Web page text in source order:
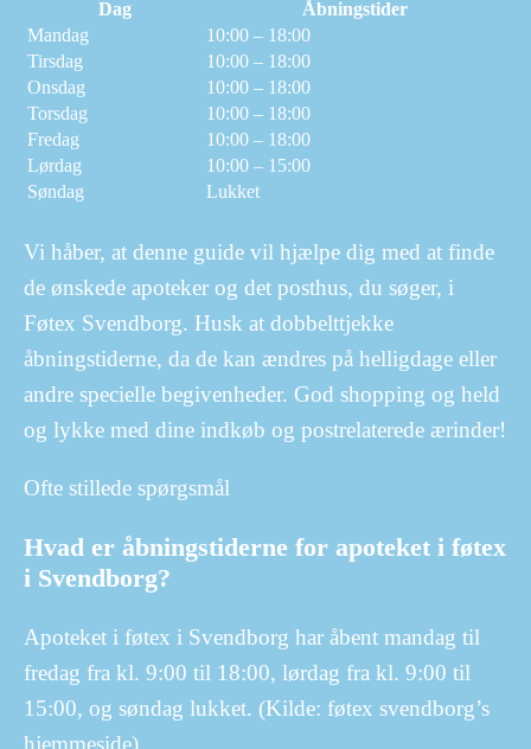
Dag
Åbningstider
Mandag
10:00 – 18:00
Tirsdag
10:00 – 18:00
Onsdag
10:00 – 18:00
Torsdag
10:00 – 18:00
Fredag
10:00 – 18:00
Lørdag
10:00 – 15:00
Søndag
Lukket
Vi håber, at denne guide vil hjælpe dig med at finde
de ønskede apoteker og det posthus, du søger, i
Føtex Svendborg. Husk at dobbelttjekke
åbningstiderne, da de kan ændres på helligdage eller
andre specielle begivenheder. God shopping og held
og lykke med dine indkøb og postrelaterede ærinder!
Ofte stillede spørgsmål
Hvad er åbningstiderne for apoteket i føtex
i Svendborg?
Apoteket i føtex i Svendborg har åbent mandag til
fredag fra kl. 9:00 til 18:00, lørdag fra kl. 9:00 til
15:00, og søndag lukket. (Kilde: føtex svendborg’s
hjemmeside)